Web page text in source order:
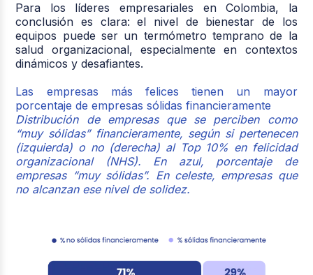
Para los líderes empresariales en Colombia, la
conclusión es clara: el nivel de bienestar de los
equipos puede ser un termómetro temprano de la
salud organizacional, especialmente en contextos
dinámicos y desafiantes.
Las empresas más felices tienen un mayor
porcentaje de empresas sólidas financieramente
Distribución de empresas que se perciben como
“muy sólidas” financieramente, según si pertenecen
(izquierda) o no (derecha) al Top 10% en felicidad
organizacional (NHS). En azul, porcentaje de
empresas “muy sólidas”. En celeste, empresas que
no alcanzan ese nivel de solidez.